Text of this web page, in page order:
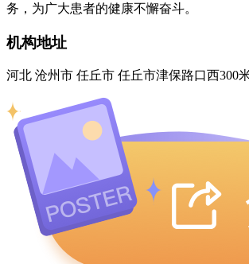
务，为广大患者的健康不懈奋斗。
机构地址
河北 沧州市 任丘市 任丘市津保路口西300